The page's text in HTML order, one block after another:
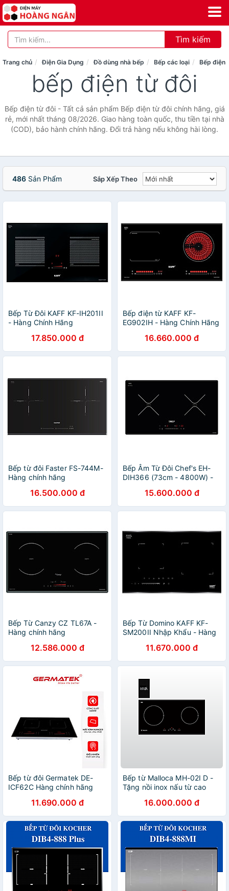
Tìm kiếm
Trang chủ Điện Gia Dụng Đồ dùng nhà bếp Bếp các loại Bếp điện
bếp điện từ đôi
Bếp điện từ đôi - Tất cả sản phẩm Bếp điện từ đôi chính hãng, giá
rẻ, mới nhất tháng 08/2026. Giao hàng toàn quốc, thu tiền tại nhà
(COD), bảo hành chính hãng. Đổi trả hàng nếu không hài lòng.
486 Sản Phẩm Sắp Xếp Theo
Bếp Từ Đôi KAFF KF-IH201II
- Hàng Chính Hãng
17.850.000 đ
Bếp điện từ KAFF KF-
EG902IH - Hàng Chính Hãng
16.660.000 đ
Bếp từ đôi Faster FS-744M-
Hàng chính hãng
16.500.000 đ
Bếp Âm Từ Đôi Chef's EH-
DIH366 (73cm - 4800W) -
15.600.000 đ
Bếp Từ Canzy CZ TL67A -
Hàng chính hãng
12.586.000 đ
Bếp Từ Domino KAFF KF-
SM200II Nhập Khẩu - Hàng
11.670.000 đ
Bếp từ đôi Germatek DE-
ICF62C Hàng chính hãng
11.690.000 đ
Bếp từ Malloca MH-02I D -
Tặng nồi inox nấu từ cao
kính bếp - Hàng chính hãng
16.000.000 đ